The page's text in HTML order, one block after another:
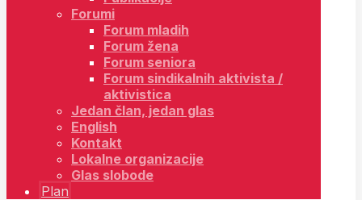
Forumi
Forum mladih
Forum žena
Forum seniora
Forum sindikalnih aktivista /
aktivistica
Jedan član, jedan glas
English
Kontakt
Lokalne organizacije
Glas slobode
Plan